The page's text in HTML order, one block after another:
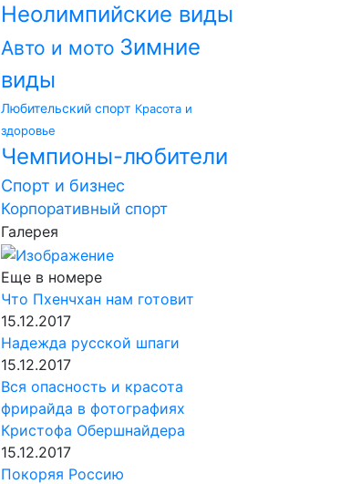
Неолимпийские виды
Авто и мото Зимние
виды
Любительский спорт Красота и
здоровье
Чемпионы-любители
Спорт и бизнес
Корпоративный спорт
Галерея
Еще в номере
Что Пхенчхан нам готовит
15.12.2017
Надежда русской шпаги
15.12.2017
Вся опасность и красота
фрирайда в фотографиях
Кристофа Обершнайдера
15.12.2017
Покоряя Россию